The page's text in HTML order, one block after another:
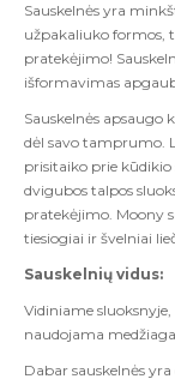
Sauskelnės yra
užpakaliuko formos,
pratekėjimo!
išformavimas
Sauskelnės
dėl savo tamprumo.
prisitaiko prie
dvigubos talpos
pratekėjimo. Moony
tiesiogiai ir švelniai
Sauskelnių vidus:
Vidiniame
naudojama
Dabar sauskelnės